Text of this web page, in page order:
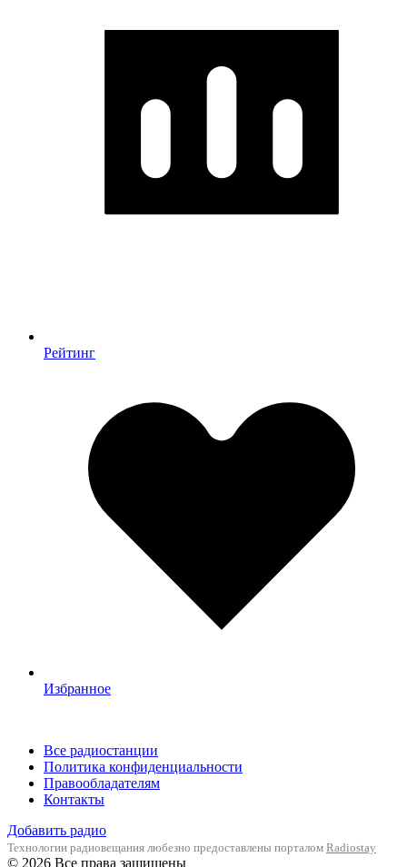
Рейтинг
Избранное
Все радиостанции
Политика конфиденциальности
Правообладателям
Контакты
Добавить радио
Технологии радиовещания любезно предоставлены порталом Radiostay
© 2026 Все права защищены